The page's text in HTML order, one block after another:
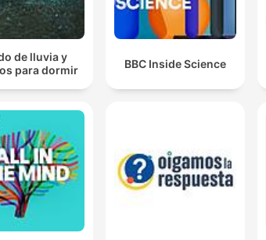
de lluvia y
para dormir
BBC Inside Science